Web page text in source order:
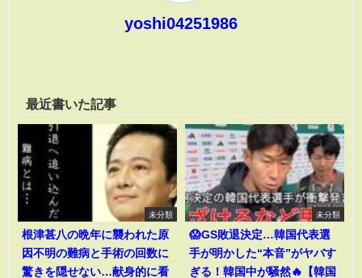
yoshi04251986
最近書いた記事
未分類
根津甚八の晩年に襲われた原
因不明の難病と手術の回数に
驚きを隠せない…献身的に看
未分類
😱GS敗退決定…韓国代表選
手が明かした“本音”がヤバす
ぎる！韓国中が騒然🔥【韓国